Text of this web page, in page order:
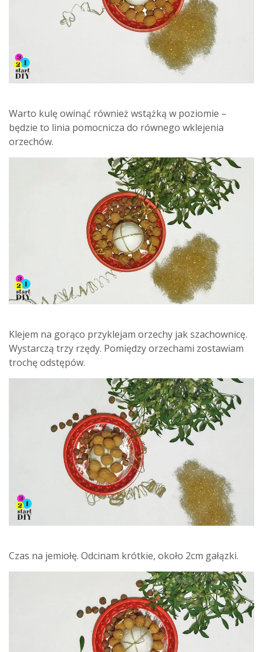
Warto kulę owinąć również wstążką w poziomie –
będzie to linia pomocnicza do równego wklejenia
orzechów.
Klejem na gorąco przyklejam orzechy jak szachownicę.
Wystarczą trzy rzędy. Pomiędzy orzechami zostawiam
trochę odstępów.
Czas na jemiołę. Odcinam krótkie, około 2cm gałązki.